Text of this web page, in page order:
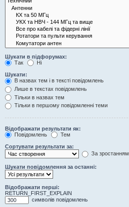
Шукати в підфорумах:
Так
Ні
Шукати:
В назвах тем і в тексті повідомлень
Лише в текстах повідомлень
Тільки в назвах тем
Тільки в першому повідомленні теми
Відображати результати як:
Повідомлень
Тем
Сортувати результати за:
За зростанням
Шукати повідомлення за останні:
Відображати перші:
RETURN_FIRST_EXPLAIN
символів повідомлень